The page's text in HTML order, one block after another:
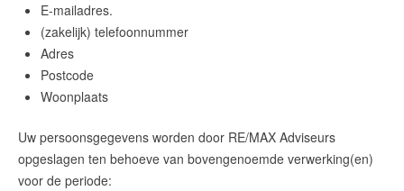
E-mailadres.
(zakelijk) telefoonnummer
Adres
Postcode
Woonplaats
Uw persoonsgegevens worden door RE/MAX Adviseurs
opgeslagen ten behoeve van bovengenoemde verwerking(en)
voor de periode: